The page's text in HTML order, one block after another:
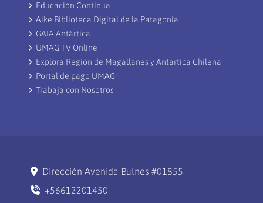
Educación Continua
Aike Biblioteca Digital de la Patagonia
GAIA Antártica
UMAG TV Online
Explora Región de Magallanes y Antártica Chilena
Portal de pago UMAG
Trabaja con Nosotros
Dirección Avenida Bulnes #01855
+56612201450